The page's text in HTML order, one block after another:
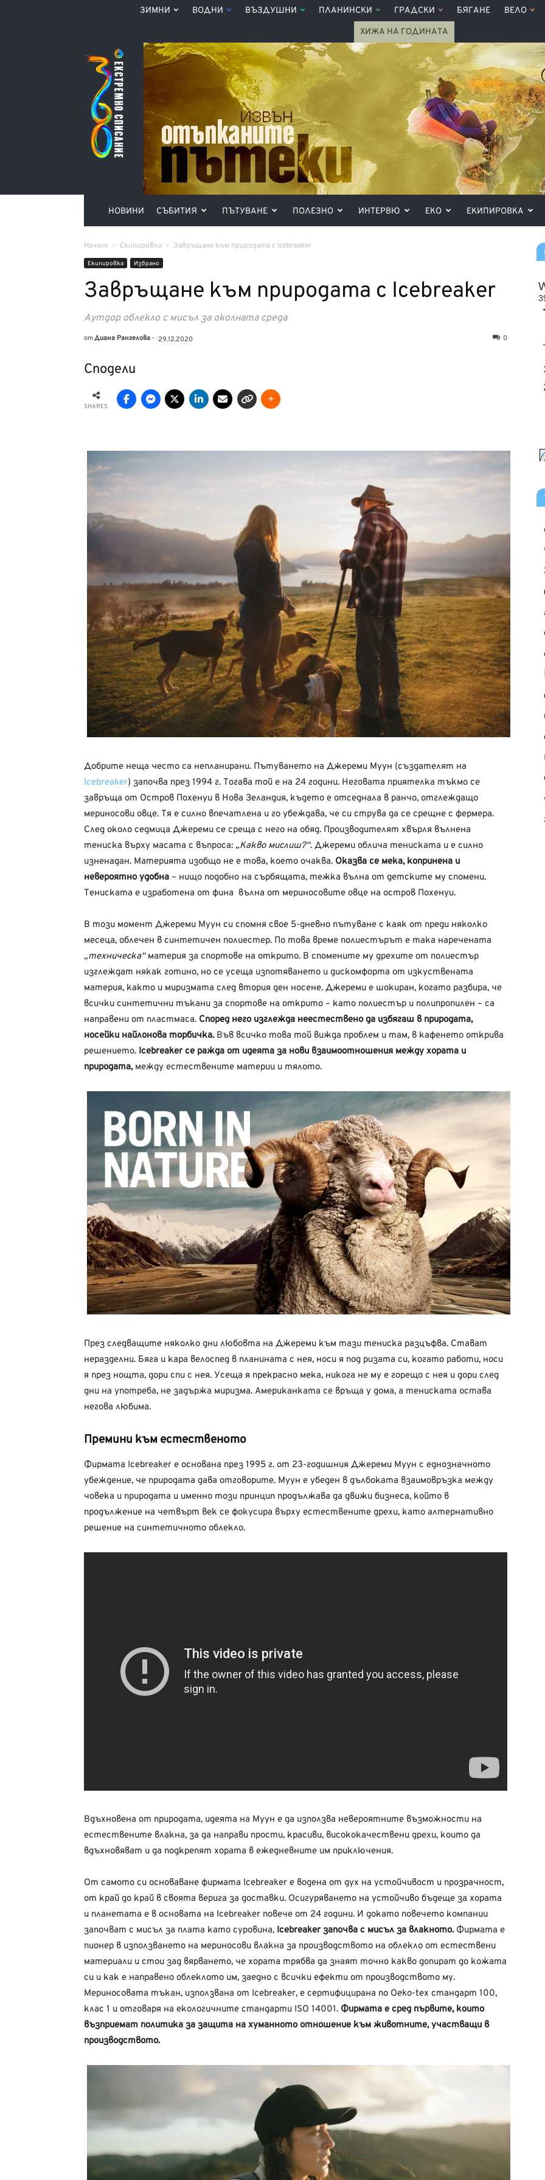
ЗИМНИ ВОДНИ ВЪЗДУШНИ ПЛАНИНСКИ ГРАДСКИ БЯГАНЕ ВЕЛО
ХИЖА НА ГОДИНАТА
Списание
360°
НОВИНИ СЪБИТИЯ ПЪТУВАНЕ ПОЛЕЗНО ИНТЕРВЮ ЕКО ЕКИПИРОВКА
Начало Екипировка Завръщане към природата с Icebreaker
Екипировка Избрано
Завръщане към природата с Icebreaker
Аутдор облекло с мисъл за околната среда
отДиана Рангелова - 29.12.2020 0
Сподели
SHARES
Добрите неща често са непланирани. Пътуването на Джереми Муун (създателят на
Icebreaker) започва през 1994 г. Тогава той е на 24 години. Неговата приятелка тъкмо се
завръща от Остров Похенуи в Нова Зеландия, където е отседнала в ранчо, отглеждащо
мериносови овце. Тя е силно впечатлена и го убеждава, че си струва да се срещне с фермера.
След около седмица Джереми се среща с него на обяд. Производителят хвърля вълнена
тениска върху масата с въпроса: „Какво мислиш?“. Джереми облича тениската и е силно
изненадан. Материята изобщо не е това, което очаква. Оказва се мека, копринена и
невероятно удобна – нищо подобно на сърбящата, тежка вълна от детските му спомени.
Тениската е изработена от фина вълна от мериносовите овце на остров Похенуи.
В този момент Джереми Муун си спомня свое 5-дневно пътуване с каяк от преди няколко
месеца, облечен в синтетичен полиестер. По това време полиестърът е така наречената
„техническа“материя за спортове на открито. В спомените му дрехите от полиестър
изглеждат някак готино, но се усеща изпотяването и дискомфорта от изкуствената
материя, както и миризмата след втория ден носене. Джереми е шокиран, когато разбира, че
всички синтетични тъкани за спортове на открито – като полиестър и полипропилен – са
направени от пластмаса. Според него изглежда неестествено да избягаш в природата,
носейки найлонова торбичка.Във всичко това той вижда проблем и там, в кафенето открива
решението. Icebreaker се ражда от идеята за нови взаимоотношения между хората и
природата,между естествените материи и тялото.
През следващите няколко дни любовта на Джереми към тази тениска разцъфва. Стават
неразделни. Бяга и кара велоспед в планината с нея, носи я под ризата си, когато работи, носи
я през нощта, дори спи с нея. Усеща я прекрасно мека, никога не му е горещо с нея и дори след
дни на употреба, не задържа миризма. Американката се връща у дома, а тениската остава
негова любима.
Премини към естественото
Фирмата Icebreaker е основана през 1995 г. от 23-годишния Джереми Муун с еднозначното
убеждение, че природата дава отговорите. Муун е убеден в дълбоката взаимовръзка между
човека и природата и именно този принцип продължава да движи бизнеса, който в
продължение на четвърт век се фокусира върху естествените дрехи, като алтернативно
решение на синтетичното облекло.
Вдъхновена от природата, идеята на Муун е да използва невероятните възможности на
естествените влакна, за да направи прости, красиви, висококачествени дрехи, които да
вдъхновяват и да подкрепят хората в ежедневните им приключения.
От самото си основаване фирмата Icebreaker е водена от дух на устойчивост и прозрачност,
от край до край в своята верига за доставки. Осигуряването на устойчиво бъдеще за хората
и планетата е в основата на Icebreaker повече от 24 години. И докато повечето компании
започват с мисъл за плата като суровина, Icebreaker започва с мисъл за влакното.Фирмата е
пионер в използването на мериносови влакна за производството на облекло от естествени
материали и стои зад вярването, че хората трябва да знаят точно какво допират до кожата
си и как е направено облеклото им, заедно с всички ефекти от производството му.
Мериносовата тъкан, използвана от Icebreaker, е сертифицирана по Oeko-tex стандарт 100,
клас 1 и отговаря на екологичните стандарти ISO 14001. Фирмата е сред първите, които
възприемат политика за защита на хуманното отношение към животните, участващи в
производството.